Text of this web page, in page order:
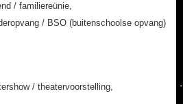
/ familiereünie,
/ BSO (buitenschoolse opvang)
/ theatervoorstelling,